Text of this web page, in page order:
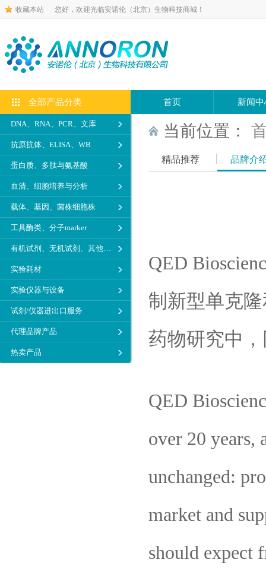
收藏本站 您好，欢迎光临安诺伦（北京）生物科技商城！
全部产品分类
DNA、RNA、PCR、文库
抗原抗体、ELISA、WB
蛋白质、多肽与氨基酸
血清、细胞培养与分析
载体、基因、菌株细胞株
工具酶类、分子marker
有机试剂、无机试剂、其他生化试剂
实验耗材
实验仪器与设备
试剂/仪器进出口服务
代理品牌产品
热卖产品
首页 新闻中
当前位置：
精品推荐 品牌介
QED
制新型单克
药物研究中
QED
over 20 years,
unchanged:
market and
should expect